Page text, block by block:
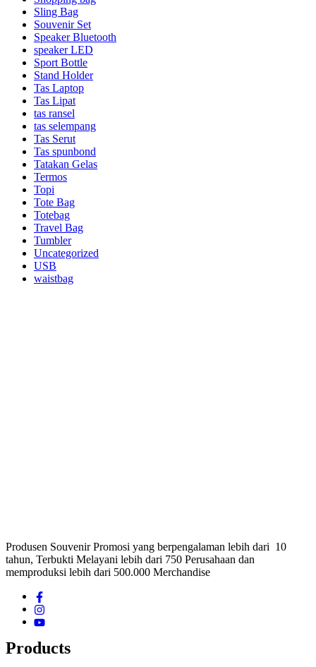
Sling Bag
Souvenir Set
Speaker Bluetooth
speaker LED
Sport Bottle
Stand Holder
Tas Laptop
Tas Lipat
tas ransel
tas selempang
Tas Serut
Tas spunbond
Tatakan Gelas
Termos
Topi
Tote Bag
Totebag
Travel Bag
Tumbler
Uncategorized
USB
waistbag
Produsen Souvenir Promosi yang berpengalaman lebih dari 10
tahun, Terbukti Melayani lebih dari 750 Perusahaan dan
memproduksi lebih dari 500.000 Merchandise
Products